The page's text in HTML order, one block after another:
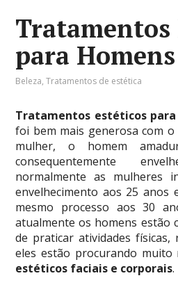
Tratamentos
para Homens
Beleza,Tratamentos de estética
Tratamentos estéticos
foi bem mais generosa com
mulher, o homem
consequentemente
normalmente as mulheres
envelhecimento aos 25 anos
mesmo processo aos 30
atualmente os homens estão
de praticar atividades físicas,
eles estão procurando muito
estéticos faciais e corporais.